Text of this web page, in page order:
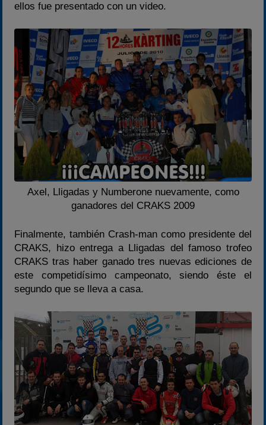
ellos fue presentado con un video.
Axel, Lligadas y Numberone nuevamente, como
ganadores del CRAKS 2009
Finalmente, también Crash-man como presidente del
CRAKS, hizo entrega a Lligadas del famoso trofeo
CRAKS tras haber ganado tres nuevas ediciones de
este competidísimo campeonato, siendo éste el
segundo que se lleva a casa.